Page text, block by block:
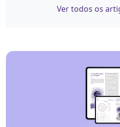
Ver todos os